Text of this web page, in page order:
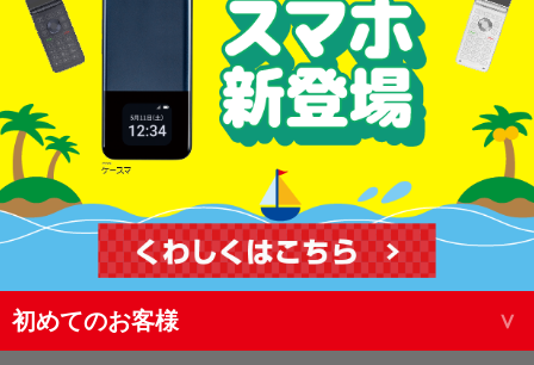
初めてのお客様